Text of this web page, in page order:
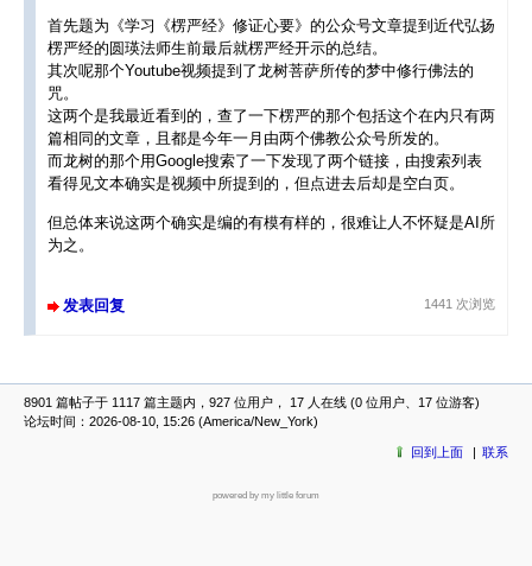
首先题为《学习《楞严经》修证心要》的公众号文章提到近代弘扬
楞严经的圆瑛法师生前最后就楞严经开示的总结。
其次呢那个Youtube视频提到了龙树菩萨所传的梦中修行佛法的
咒。
这两个是我最近看到的，查了一下楞严的那个包括这个在内只有两
篇相同的文章，且都是今年一月由两个佛教公众号所发的。
而龙树的那个用Google搜索了一下发现了两个链接，由搜索列表
看得见文本确实是视频中所提到的，但点进去后却是空白页。
但总体来说这两个确实是编的有模有样的，很难让人不怀疑是AI所
为之。
发表回复 1441 次浏览
8901 篇帖子于 1117 篇主题内，927 位用户， 17 人在线 (0 位用户、17 位游客)
论坛时间：2026-08-10, 15:26 (America/New_York)
回到上面 联系
powered by my little forum